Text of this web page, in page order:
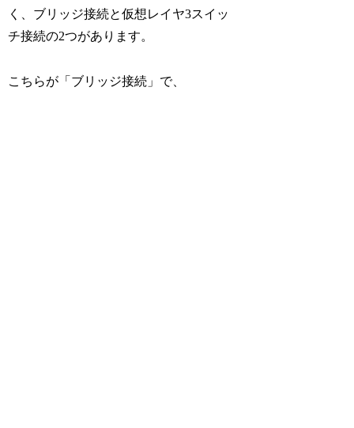
く、ブリッジ接続と仮想レイヤ3スイッ
チ接続の2つがあります。
こちらが「ブリッジ接続」で、